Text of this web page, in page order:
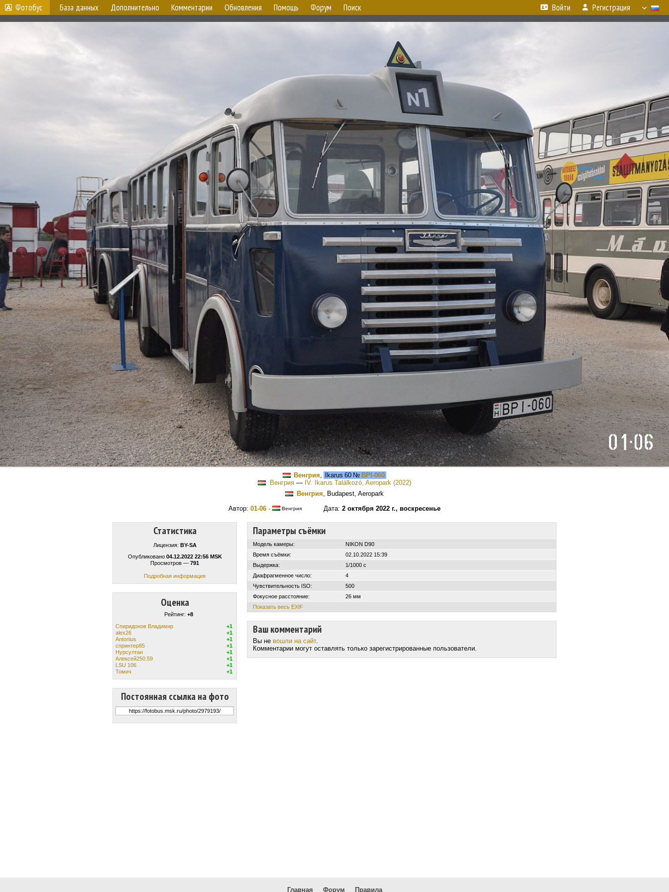
Фотобус База данных Дополнительно Комментарии Обновления Помощь Форум Поиск Войти Регистрация
Венгрия, Ikarus 60 № BPI-060
Венгрия — IV. Ikarus Találkozó, Aeropark (2022)
Венгрия, Budapest, Aeropark
Автор: 01-06 · Венгрия Дата: 2 октября 2022 г., воскресенье
Статистика
Лицензия: BY-SA
Опубликовано 04.12.2022 22:56 MSK
Просмотров — 791
Подробная информация
Оценка
Рейтинг: +8
Спиридонов Владимир
+1
alex26
+1
Antonius
+1
спринтер85
+1
Нурсултан
+1
Алексей250.59
+1
LSU 106
+1
Томич
+1
Постоянная ссылка на фото
Параметры съёмки
Модель камеры:
NIKON D90
Время съёмки:
02.10.2022 15:39
Выдержка:
1/1000 с
Диафрагменное число:
4
Чувствительность ISO:
500
Фокусное расстояние:
26 мм
Показать весь EXIF
Ваш комментарий
Вы не вошли на сайт.
Комментарии могут оставлять только зарегистрированные пользователи.
Главная Форум Правила